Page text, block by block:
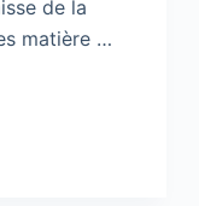
de la
matière …